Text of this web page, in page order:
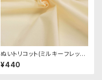
ぬいトリコット(ミルキーフレッシ
ュ)NL103 ぬいぐるみ用薄手パ
イル生地 20cm
¥440